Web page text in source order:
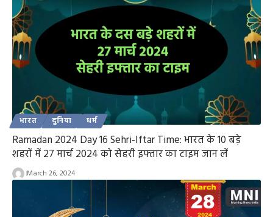
भारत दुनिया धर्म
Ramadan 2024 Day 16 Sehri-Iftar Time: भारत के 10 बड़े
शहरों में 27 मार्च 2024 को सेहरी इफ्तार का टाइम जान लें
March 26, 2024